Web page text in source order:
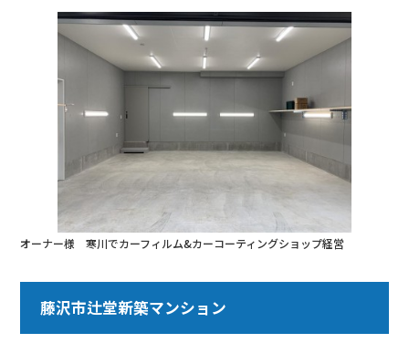
c
e
b
o
k
it
te
e
オーナー様 寒川でカーフィルム&カーコーティングショップ経営
藤沢市辻堂新築マンション